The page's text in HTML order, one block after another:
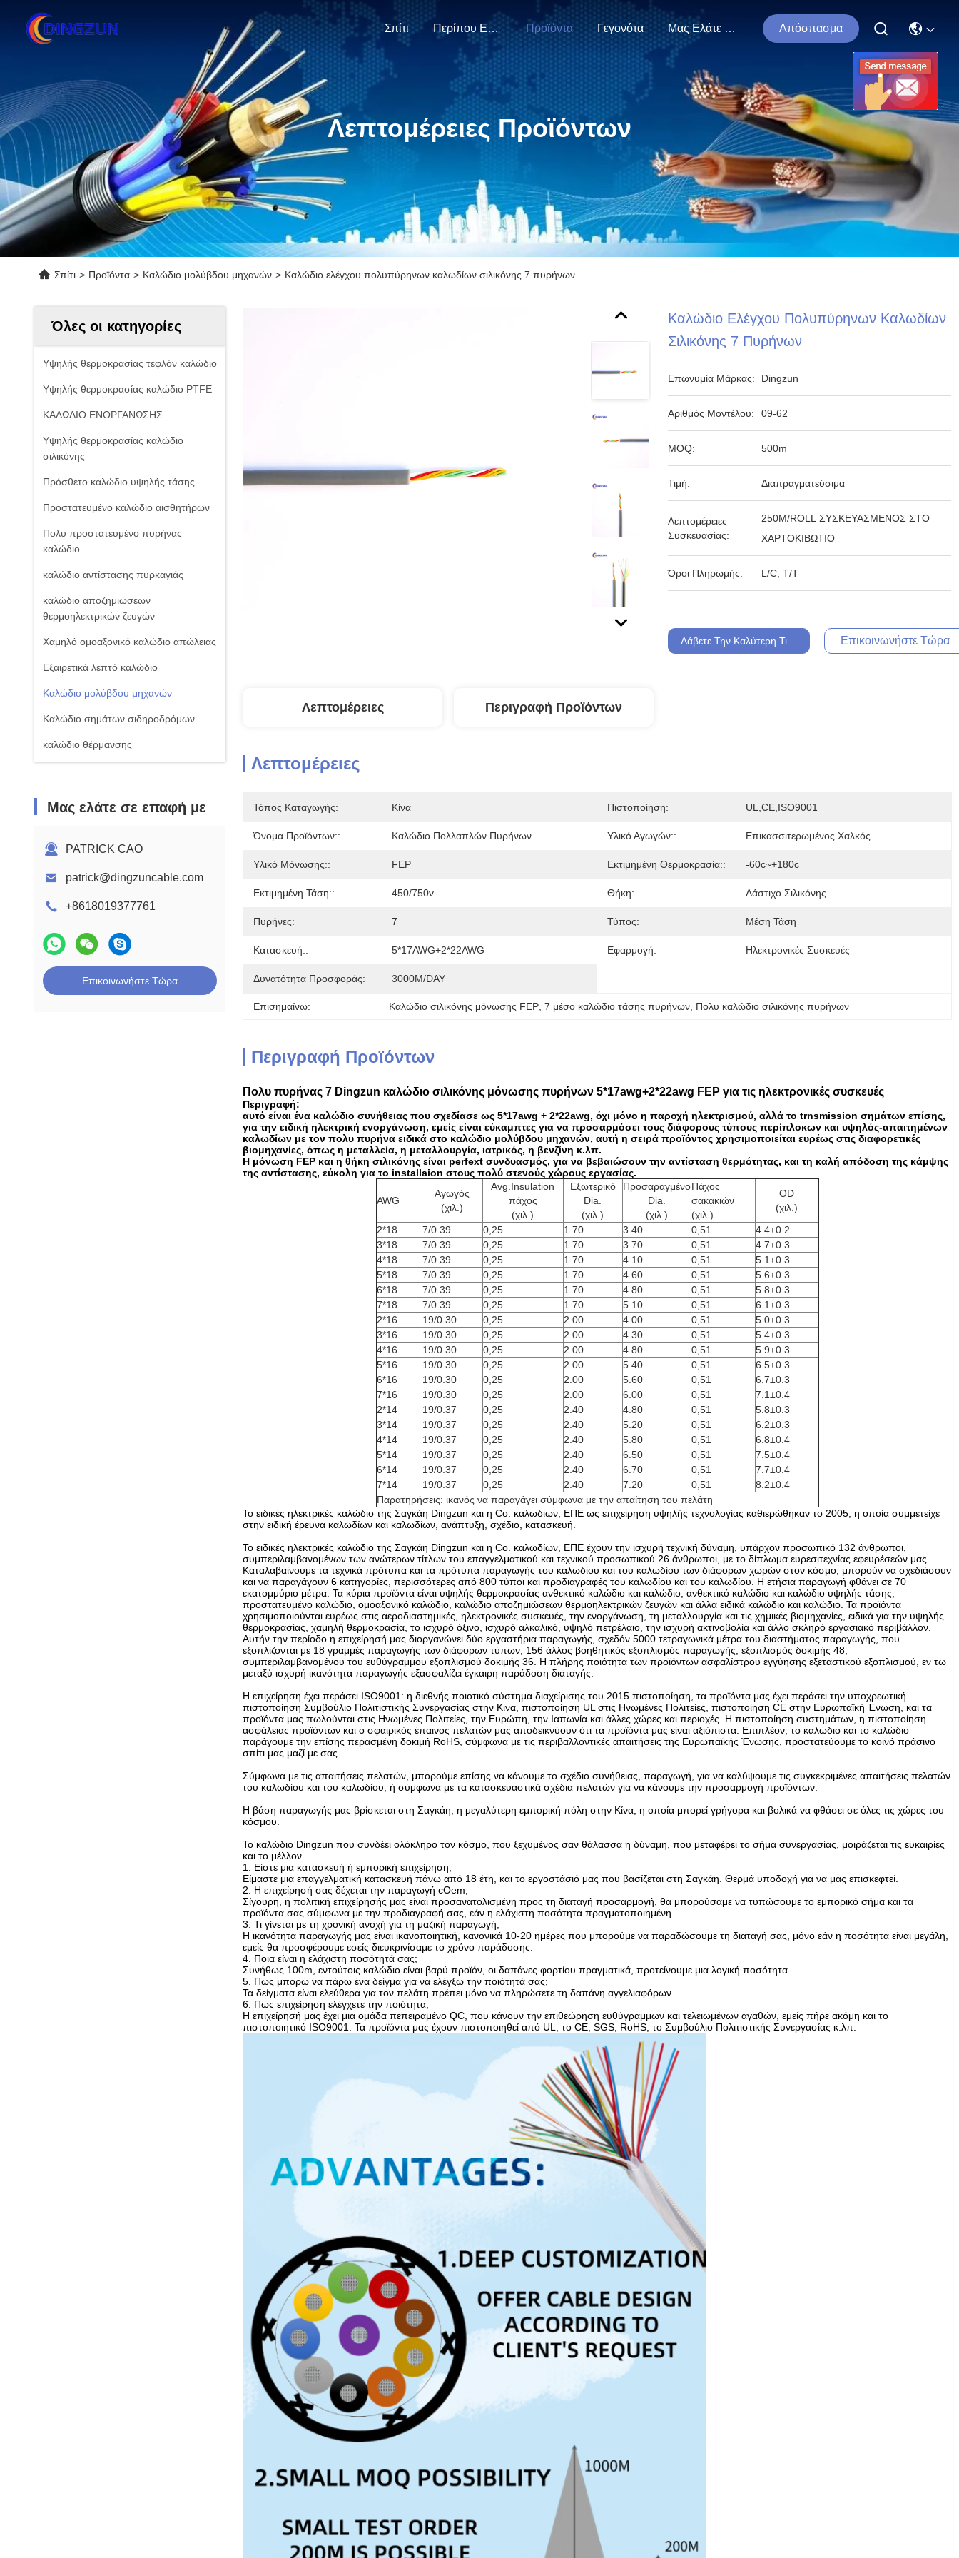
Σπίτι Περίπου Εμείς Προϊόντα Γεγονότα Μας Ελάτε Σε Επαφή Με Απόσπασμα
Λεπτομέρειες Προϊόντων
Σπίτι > Προϊόντα > Καλώδιο μολύβδου μηχανών > Καλώδιο ελέγχου πολυπύρηνων καλωδίων σιλικόνης 7 πυρήνων
Όλες οι κατηγορίες
Υψηλής θερμοκρασίας τεφλόν καλώδιο
Υψηλής θερμοκρασίας καλώδιο PTFE
ΚΑΛΩΔΙΟ ΕΝΟΡΓΑΝΩΣΗΣ
Υψηλής θερμοκρασίας καλώδιο
σιλικόνης
Πρόσθετο καλώδιο υψηλής τάσης
Προστατευμένο καλώδιο αισθητήρων
Πολυ προστατευμένο πυρήνας
καλώδιο
καλώδιο αντίστασης πυρκαγιάς
καλώδιο αποζημιώσεων
θερμοηλεκτρικών ζευγών
Χαμηλό ομοαξονικό καλώδιο απώλειας
Εξαιρετικά λεπτό καλώδιο
Καλώδιο μολύβδου μηχανών
Καλώδιο σημάτων σιδηροδρόμων
καλώδιο θέρμανσης
Μας ελάτε σε επαφή με
PATRICK CAO
patrick@dingzuncable.com
+8618019377761
Επικοινωνήστε Τώρα
Καλώδιο Ελέγχου Πολυπύρηνων Καλωδίων
Σιλικόνης 7 Πυρήνων
Επωνυμία Μάρκας: Dingzun
Αριθμός Μοντέλου: 09-62
MOQ: 500m
Τιμή: Διαπραγματεύσιμα
Λεπτομέρειες
Συσκευασίας:
250M/ROLL ΣΥΣΚΕΥΑΣΜΕΝΟΣ ΣΤΟ
ΧΑΡΤΟΚΙΒΩΤΙΟ
Όροι Πληρωμής: L/C, T/T
Λάβετε Την Καλύτερη Τιμή Επικοινωνήστε Τώρα
Λεπτομέρειες Περιγραφή Προϊόντων
Λεπτομέρειες
Τόπος Καταγωγής: Κίνα Πιστοποίηση: UL,CE,ISO9001
Όνομα Προϊόντων:: Καλώδιο Πολλαπλών Πυρήνων Υλικό Αγωγών:: Επικασσιτερωμένος Χαλκός
Υλικό Μόνωσης:: FEP Εκτιμημένη Θερμοκρασία:: -60c~+180c
Εκτιμημένη Τάση:: 450/750v Θήκη: Λάστιχο Σιλικόνης
Πυρήνες: 7 Τύπος: Μέση Τάση
Κατασκευή:: 5*17AWG+2*22AWG Εφαρμογή: Ηλεκτρονικές Συσκευές
Δυνατότητα Προσφοράς: 3000M/DAY
Επισημαίνω: Καλώδιο σιλικόνης μόνωσης FEP, 7 μέσο καλώδιο τάσης πυρήνων, Πολυ καλώδιο σιλικόνης πυρήνων
Περιγραφή Προϊόντων
Πολυ πυρήνας 7 Dingzun καλώδιο σιλικόνης μόνωσης πυρήνων 5*17awg+2*22awg FEP για τις ηλεκτρονικές συσκευές
Περιγραφή:
αυτό είναι ένα καλώδιο συνήθειας που σχεδίασε ως 5*17awg + 2*22awg, όχι μόνο η παροχή ηλεκτρισμού, αλλά το trnsmission σημάτων επίσης,
για την ειδική ηλεκτρική ενοργάνωση, εμείς είναι εύκαμπτες για να προσαρμόσει τους διάφορους τύπους περίπλοκων και υψηλός-απαιτημένων
καλωδίων με τον πολυ πυρήνα ειδικά στο καλώδιο μολύβδου μηχανών, αυτή η σειρά προϊόντος χρησιμοποιείται ευρέως στις διαφορετικές
βιομηχανίες, όπως η μεταλλεία, η μεταλλουργία, ιατρικός, η βενζίνη κ.λπ.
Η μόνωση FEP και η θήκη σιλικόνης είναι perfext συνδυασμός, για να βεβαιώσουν την αντίσταση θερμότητας, και τη καλή απόδοση της κάμψης
της αντίστασης, εύκολη για το installaion στους πολύ στενούς χώρους εργασίας.
AWG
Αγωγός
(χιλ.)
Avg.Insulation
πάχος
(χιλ.)
Εξωτερικό
Dia.
(χιλ.)
Προσαραγμένο
Dia.
(χιλ.)
Πάχος
σακακιών
(χιλ.)
OD
(χιλ.)
2*18
7/0.39 0,25 1.70 3.40 0,51
4.4±0.2
3*18
7/0.39 0,25 1.70 3.70 0,51
4.7±0.3
4*18
7/0.39 0,25 1.70 4.10 0,51
5.1±0.3
5*18
7/0.39 0,25 1.70 4.60 0,51
5.6±0.3
6*18
7/0.39 0,25 1.70 4.80 0,51
5.8±0.3
7*18
7/0.39 0,25 1.70 5.10 0,51
6.1±0.3
2*16
19/0.30 0,25 2.00 4.00 0,51
5.0±0.3
3*16
19/0.30 0,25 2.00 4.30 0,51
5.4±0.3
4*16
19/0.30 0,25 2.00 4.80 0,51
5.9±0.3
5*16
19/0.30 0,25 2.00 5.40 0,51
6.5±0.3
6*16
19/0.30 0,25 2.00 5.60 0,51
6.7±0.3
7*16
19/0.30 0,25 2.00 6.00 0,51
7.1±0.4
2*14
19/0.37 0,25 2.40 4.80 0,51
5.8±0.3
3*14
19/0.37 0,25 2.40 5.20 0,51
6.2±0.3
4*14
19/0.37 0,25 2.40 5.80 0,51
6.8±0.4
5*14
19/0.37 0,25 2.40 6.50 0,51
7.5±0.4
6*14
19/0.37 0,25 2.40 6.70 0,51
7.7±0.4
7*14
19/0.37 0,25 2.40 7.20 0,51
8.2±0.4
Παρατηρήσεις: ικανός να παραγάγει σύμφωνα με την απαίτηση του πελάτη
Το ειδικές ηλεκτρικές καλώδιο της Σαγκάη Dingzun και η Co. καλωδίων, ΕΠΕ ως επιχείρηση υψηλής τεχνολογίας καθιερώθηκαν το 2005, η οποία συμμετείχε
στην ειδική έρευνα καλωδίων και καλωδίων, ανάπτυξη, σχέδιο, κατασκευή.
Το ειδικές ηλεκτρικές καλώδιο της Σαγκάη Dingzun και η Co. καλωδίων, ΕΠΕ έχουν την ισχυρή τεχνική δύναμη, υπάρχον προσωπικό 132 άνθρωποι,
συμπεριλαμβανομένων των ανώτερων τίτλων του επαγγελματικού και τεχνικού προσωπικού 26 άνθρωποι, με το δίπλωμα ευρεσιτεχνίας εφευρέσεών μας.
Καταλαβαίνουμε τα τεχνικά πρότυπα και τα πρότυπα παραγωγής του καλωδίου και του καλωδίου των διάφορων χωρών στον κόσμο, μπορούν να σχεδιάσουν
και να παραγάγουν 6 κατηγορίες, περισσότερες από 800 τύποι και προδιαγραφές του καλωδίου και του καλωδίου. Η ετήσια παραγωγή φθάνει σε 70
εκατομμύριο μέτρα. Τα κύρια προϊόντα είναι υψηλής θερμοκρασίας ανθεκτικό καλώδιο και καλώδιο, ανθεκτικό καλώδιο και καλώδιο υψηλής τάσης,
προστατευμένο καλώδιο, ομοαξονικό καλώδιο, καλώδιο αποζημιώσεων θερμοηλεκτρικών ζευγών και άλλα ειδικά καλώδιο και καλώδιο. Τα προϊόντα
χρησιμοποιούνται ευρέως στις αεροδιαστημικές, ηλεκτρονικές συσκευές, την ενοργάνωση, τη μεταλλουργία και τις χημικές βιομηχανίες, ειδικά για την υψηλής
θερμοκρασίας, χαμηλή θερμοκρασία, το ισχυρό όξινο, ισχυρό αλκαλικό, υψηλό πετρέλαιο, την ισχυρή ακτινοβολία και άλλο σκληρό εργασιακό περιβάλλον.
Αυτήν την περίοδο η επιχείρησή μας διοργανώνει δύο εργαστήρια παραγωγής, σχεδόν 5000 τετραγωνικά μέτρα του διαστήματος παραγωγής, που
εξοπλίζονται με 18 γραμμές παραγωγής των διάφορων τύπων, 156 άλλος βοηθητικός εξοπλισμός παραγωγής, εξοπλισμός δοκιμής 48,
συμπεριλαμβανομένου του ευθύγραμμου εξοπλισμού δοκιμής 36. Η πλήρης ποιότητα των προϊόντων ασφαλίστρου εγγύησης εξεταστικού εξοπλισμού, εν τω
μεταξύ ισχυρή ικανότητα παραγωγής εξασφαλίζει έγκαιρη παράδοση διαταγής.
Η επιχείρηση έχει περάσει ISO9001: η διεθνής ποιοτικό σύστημα διαχείρισης του 2015 πιστοποίηση, τα προϊόντα μας έχει περάσει την υποχρεωτική
πιστοποίηση Συμβούλιο Πολιτιστικής Συνεργασίας στην Κίνα, πιστοποίηση UL στις Ηνωμένες Πολιτείες, πιστοποίηση CE στην Ευρωπαϊκή Ένωση, και τα
προϊόντα μας πωλούνται στις Ηνωμένες Πολιτείες, την Ευρώπη, την Ιαπωνία και άλλες χώρες και περιοχές. Η πιστοποίηση συστημάτων, η πιστοποίηση
ασφάλειας προϊόντων και ο σφαιρικός έπαινος πελατών μας αποδεικνύουν ότι τα προϊόντα μας είναι αξιόπιστα. Επιπλέον, το καλώδιο και το καλώδιο
παράγουμε την επίσης περασμένη δοκιμή RoHS, σύμφωνα με τις περιβαλλοντικές απαιτήσεις της Ευρωπαϊκής Ένωσης, προστατεύουμε το κοινό πράσινο
σπίτι μας μαζί με σας.
Σύμφωνα με τις απαιτήσεις πελατών, μπορούμε επίσης να κάνουμε το σχέδιο συνήθειας, παραγωγή, για να καλύψουμε τις συγκεκριμένες απαιτήσεις πελατών
του καλωδίου και του καλωδίου, ή σύμφωνα με τα κατασκευαστικά σχέδια πελατών για να κάνουμε την προσαρμογή προϊόντων.
Η βάση παραγωγής μας βρίσκεται στη Σαγκάη, η μεγαλύτερη εμπορική πόλη στην Κίνα, η οποία μπορεί γρήγορα και βολικά να φθάσει σε όλες τις χώρες του
κόσμου.
Το καλώδιο Dingzun που συνδέει ολόκληρο τον κόσμο, που ξεχυμένος σαν θάλασσα η δύναμη, που μεταφέρει το σήμα συνεργασίας, μοιράζεται τις ευκαιρίες
και το μέλλον.
1. Είστε μια κατασκευή ή εμπορική επιχείρηση;
Είμαστε μια επαγγελματική κατασκευή πάνω από 18 έτη, και το εργοστάσιό μας που βασίζεται στη Σαγκάη. Θερμά υποδοχή για να μας επισκεφτεί.
2. Η επιχείρησή σας δέχεται την παραγωγή cOem;
Σίγουρη, η πολιτική επιχείρησής μας είναι προσανατολισμένη προς τη διαταγή προσαρμογή, θα μπορούσαμε να τυπώσουμε το εμπορικό σήμα και τα
προϊόντα σας σύμφωνα με την προδιαγραφή σας, εάν η ελάχιστη ποσότητα πραγματοποιημένη.
3. Τι γίνεται με τη χρονική ανοχή για τη μαζική παραγωγή;
Η ικανότητα παραγωγής μας είναι ικανοποιητική, κανονικά 10-20 ημέρες που μπορούμε να παραδώσουμε τη διαταγή σας, μόνο εάν η ποσότητα είναι μεγάλη,
εμείς θα προσφέρουμε εσείς διευκρινίσαμε το χρόνο παράδοσης.
4. Ποια είναι η ελάχιστη ποσότητά σας;
Συνήθως 100m, εντούτοις καλώδιο είναι βαρύ προϊόν, οι δαπάνες φορτίου πραγματικά, προτείνουμε μια λογική ποσότητα.
5. Πώς μπορώ να πάρω ένα δείγμα για να ελέγξω την ποιότητά σας;
Τα δείγματα είναι ελεύθερα για τον πελάτη πρέπει μόνο να πληρώσετε τη δαπάνη αγγελιαφόρων.
6. Πώς επιχείρηση ελέγχετε την ποιότητα;
Η επιχείρησή μας έχει μια ομάδα πεπειραμένο QC, που κάνουν την επιθεώρηση ευθύγραμμων και τελειωμένων αγαθών, εμείς πήρε ακόμη και το
πιστοποιητικό ISO9001. Τα προϊόντα μας έχουν πιστοποιηθεί από UL, το CE, SGS, RoHS, το Συμβούλιο Πολιτιστικής Συνεργασίας κ.λπ.